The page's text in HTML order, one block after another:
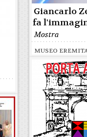
Giancarlo
fa
Mostra
MUSEO